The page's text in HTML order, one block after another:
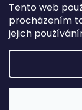
Tento web
procházením
jejich
Copyright